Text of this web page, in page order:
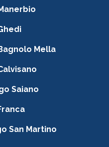
Mella
Saiano
San Martino